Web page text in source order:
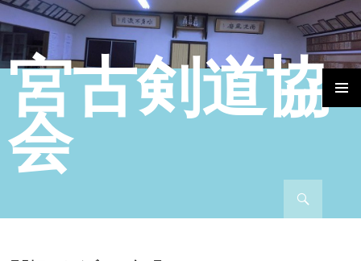
宮古剣道協
会
コンテンツへ移動